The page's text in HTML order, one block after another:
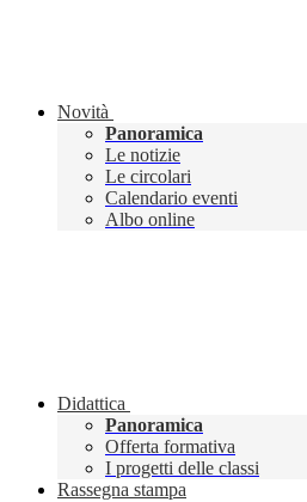
Novità
Panoramica
Le notizie
Le circolari
Calendario eventi
Albo online
Didattica
Panoramica
Offerta formativa
I progetti delle classi
Rassegna stampa